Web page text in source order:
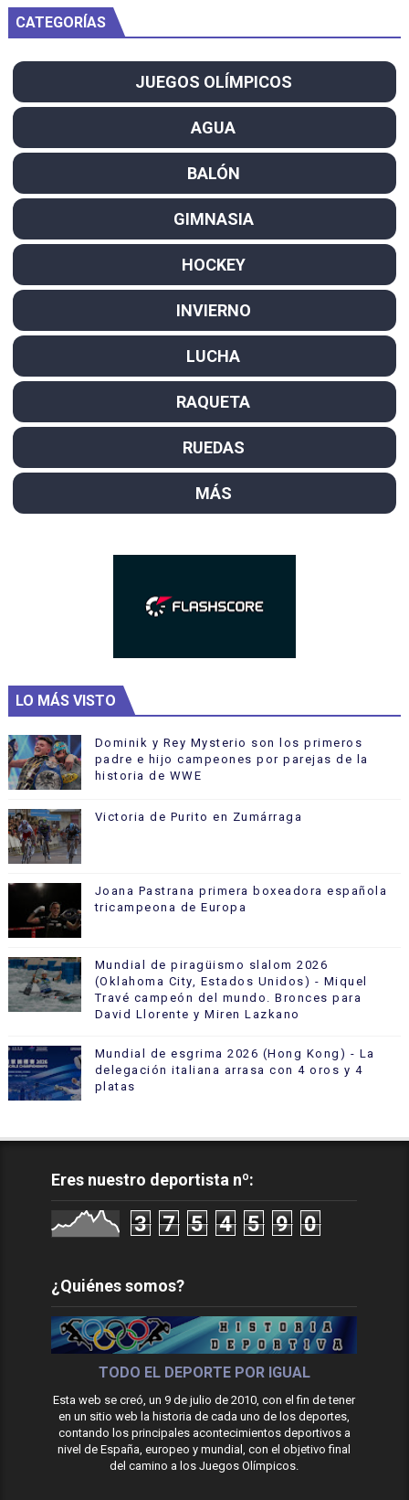
CATEGORÍAS
JUEGOS OLÍMPICOS
AGUA
BALÓN
GIMNASIA
HOCKEY
INVIERNO
LUCHA
RAQUETA
RUEDAS
MÁS
LO MÁS VISTO
Dominik y Rey Mysterio son los primeros
padre e hijo campeones por parejas de la
historia de WWE
Victoria de Purito en Zumárraga
Joana Pastrana primera boxeadora española
tricampeona de Europa
Mundial de piragüismo slalom 2026
(Oklahoma City, Estados Unidos) - Miquel
Travé campeón del mundo. Bronces para
David Llorente y Miren Lazkano
Mundial de esgrima 2026 (Hong Kong) - La
delegación italiana arrasa con 4 oros y 4
platas
Eres nuestro deportista nº:
3 7 5 4 5 9 0
¿Quiénes somos?
TODO EL DEPORTE POR IGUAL
Esta web se creó, un 9 de julio de 2010, con el fin de tener
en un sitio web la historia de cada uno de los deportes,
contando los principales acontecimientos deportivos a
nivel de España, europeo y mundial, con el objetivo final
del camino a los Juegos Olímpicos.